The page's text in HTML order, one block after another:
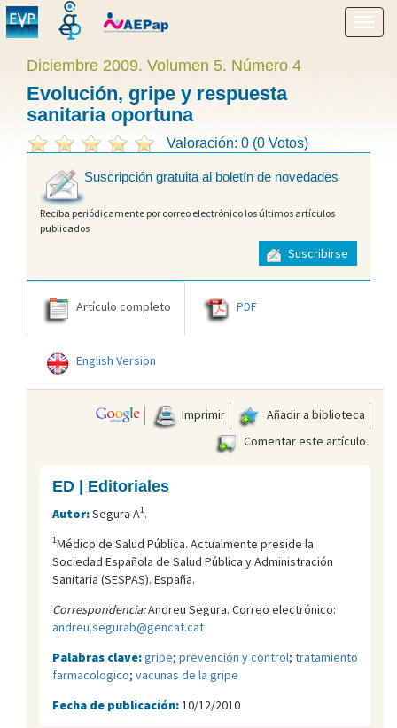
menú
Diciembre 2009. Volumen 5. Número 4
Evolución, gripe y respuesta
sanitaria oportuna
Valoración: 0 (0 Votos)
Suscripción gratuita al boletín de novedades
Reciba periódicamente por correo electrónico los últimos artículos
publicados
Suscribirse
Artículo completo PDF
English Version
Imprimir
Añadir a biblioteca
Comentar este artículo
ED | Editoriales
Autor:Segura A1.
1Médico de Salud Pública. Actualmente preside la
Sociedad Española de Salud Pública y Administración
Sanitaria (SESPAS). España.
Correspondencia:Andreu Segura. Correo electrónico:
andreu.segurab@gencat.cat
Palabras clave:gripe; prevención y control; tratamiento
farmacologico; vacunas de la gripe
Fecha de publicación: 10/12/2010